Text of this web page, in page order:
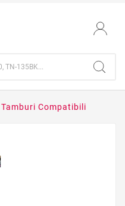
Tamburi Compatibili